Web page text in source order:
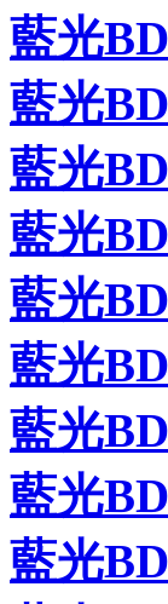
藍光
藍光
藍光
藍光
藍光
藍光
藍光
藍光
藍光